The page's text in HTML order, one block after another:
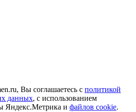
Вы соглашаетесь с политикой
данных, с использованием
Яндекс.Метрика и файлов cookie.